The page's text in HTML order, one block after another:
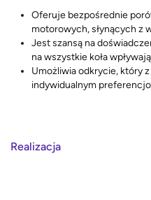
Oferuje bezpośrednie
motorowych, słynących z
Jest szansą na
na wszystkie koła
Umożliwia odkrycie, który
indywidualnym
Realizacja